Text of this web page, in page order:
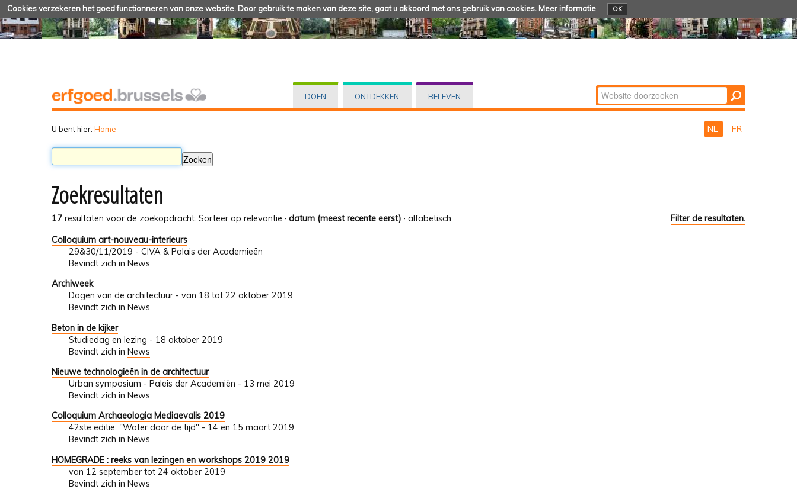
Cookies verzekeren het goed functionneren van onze website. Door gebruik te maken van deze site, gaat u akkoord met ons gebruik van cookies. Meer informatie OK
DOEN ONTDEKKEN BELEVEN Zoek
Geavanceerd
U bent hier: Home NL FR
Zoekresultaten
17 resultaten voor de zoekopdracht. Filter de resultaten.
Sorteer op relevantie · datum (meest recente eerst) · alfabetisch
Colloquium art-nouveau-interieurs
29&30/11/2019 - CIVA & Palais der Academieën
Bevindt zich in News
Archiweek
Dagen van de architectuur - van 18 tot 22 oktober 2019
Bevindt zich in News
Beton in de kijker
Studiedag en lezing - 18 oktober 2019
Bevindt zich in News
Nieuwe technologieën in de architectuur
Urban symposium - Paleis der Academiën - 13 mei 2019
Bevindt zich in News
Colloquium Archaeologia Mediaevalis 2019
42ste editie: "Water door de tijd" - 14 en 15 maart 2019
Bevindt zich in News
HOMEGRADE : reeks van lezingen en workshops 2019 2019
van 12 september tot 24 oktober 2019
Bevindt zich in News